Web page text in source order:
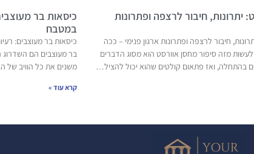
יתרונות, חיבור לרצפה ופתרונות
חיבור לרצפה ופתרונות ארגון פנימי – ככה
מזה סיפור מחסן אוורסט הוא מסוג הדברים
בהתחלה, ואז פתאום קולטים שהוא יכול להציל…
כיסאות בר
במטבח
כיסאות בר מעוצבים:
בר מעוצבים הם
משנים את כל הוויב
קרא עוד »